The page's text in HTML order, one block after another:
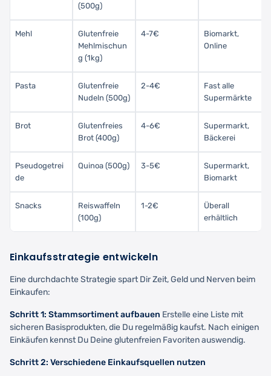
(500g)
Mehl
Glutenfreie
Mehlmischun
g (1kg)
4-7€
Biomarkt,
Online
Pasta
Glutenfreie
Nudeln (500g)
2-4€
Fast alle
Supermärkte
Brot
Glutenfreies
Brot (400g)
4-6€
Supermarkt,
Bäckerei
Pseudogetrei
de
Quinoa (500g) 3-5€
Supermarkt,
Biomarkt
Snacks
Reiswaffeln
(100g)
1-2€
Überall
erhältlich
Einkaufsstrategie entwickeln
Eine durchdachte Strategie spart Dir Zeit, Geld und Nerven beim
Einkaufen:
Schritt 1: Stammsortiment aufbauen Erstelle eine Liste mit
sicheren Basisprodukten, die Du regelmäßig kaufst. Nach einigen
Einkäufen kennst Du Deine glutenfreien Favoriten auswendig.
Schritt 2: Verschiedene Einkaufsquellen nutzen